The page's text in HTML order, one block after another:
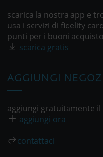
scarica la nostra app e
usa i servizi di fidelity
punti per i buoni
scarica gratis
AGGIUNGI
aggiungi gratuitamente
aggiungi ora
contattaci